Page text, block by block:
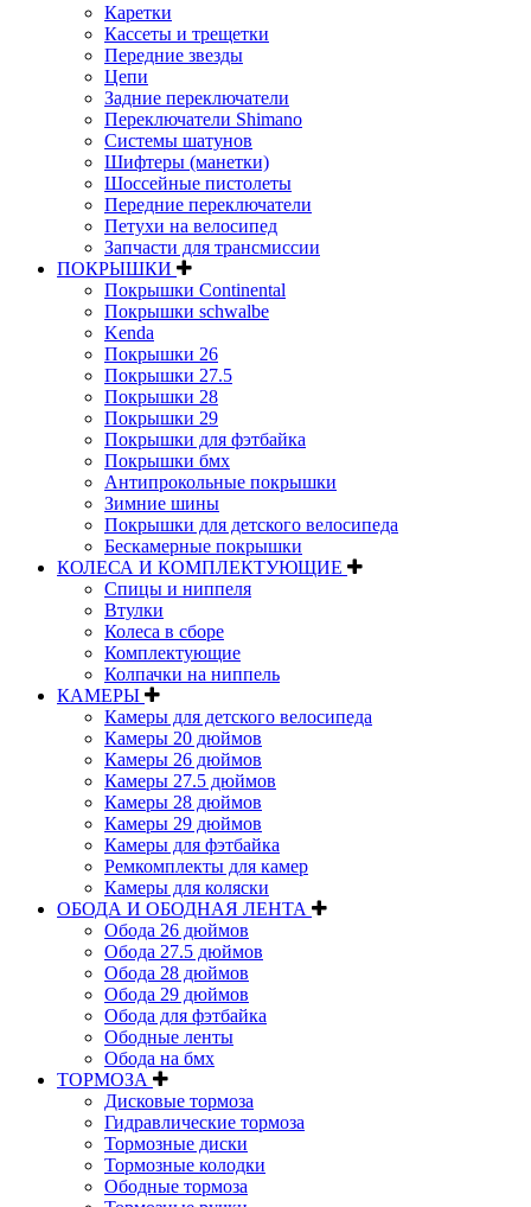
Каретки
Кассеты и трещетки
Передние звезды
Цепи
Задние переключатели
Переключатели Shimano
Системы шатунов
Шифтеры (манетки)
Шоссейные пистолеты
Передние переключатели
Петухи на велосипед
Запчасти для трансмиссии
ПОКРЫШКИ
Покрышки Continental
Покрышки schwalbe
Kenda
Покрышки 26
Покрышки 27.5
Покрышки 28
Покрышки 29
Покрышки для фэтбайка
Покрышки бмх
Антипрокольные покрышки
Зимние шины
Покрышки для детского велосипеда
Бескамерные покрышки
КОЛЕСА И КОМПЛЕКТУЮЩИЕ
Спицы и ниппеля
Втулки
Колеса в сборе
Комплектующие
Колпачки на ниппель
КАМЕРЫ
Камеры для детского велосипеда
Камеры 20 дюймов
Камеры 26 дюймов
Камеры 27.5 дюймов
Камеры 28 дюймов
Камеры 29 дюймов
Камеры для фэтбайка
Ремкомплекты для камер
Камеры для коляски
ОБОДА И ОБОДНАЯ ЛЕНТА
Обода 26 дюймов
Обода 27.5 дюймов
Обода 28 дюймов
Обода 29 дюймов
Обода для фэтбайка
Ободные ленты
Обода на бмх
ТОРМОЗА
Дисковые тормоза
Гидравлические тормоза
Тормозные диски
Тормозные колодки
Ободные тормоза